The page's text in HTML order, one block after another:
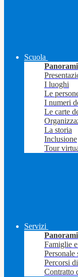
Scuola
I luoghi
Le
I numeri
Le carte
La storia
Inclusione
Tour
Servizi
Famiglie
Personale
Percorsi
Contratto